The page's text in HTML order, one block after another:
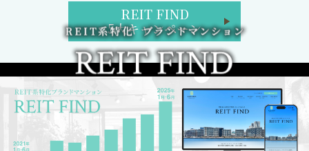
REIT FIND
5大キャンペーン